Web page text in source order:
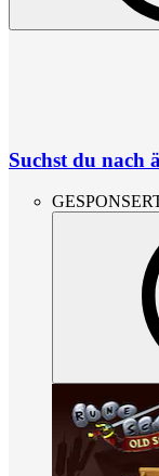
Suchst du nach